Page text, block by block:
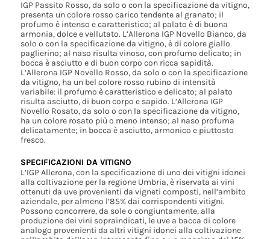
IGP Passito Rosso, da solo o con la specificazione da vitigno,
presenta un colore rosso carico tendente al granato; il
profumo è intenso e caratteristico; al palato è di buona
armonia, dolce e vellutato. L’Allerona IGP Novello Bianco, da
solo o con la specificazione da vitigno, è di colore giallo
paglierino; al naso risulta vinoso, con profumo delicato; in
bocca è asciutto e di buon corpo con ricca sapidità.
L’Allerona IGP Novello Rosso, da solo o con la specificazione
da vitigno, ha un bel colore rosso rubino di intensità
variabile: il profumo è caratteristico e delicato; al palato
risulta asciutto, di buon corpo e sapido. L’Allerona IGP
Novello Rosato, da solo o con la specificazione da vitigno,
ha un colore rosato più o meno intenso; al naso profuma
delicatamente; in bocca è asciutto, armonico e piuttosto
fresco.
SPECIFICAZIONI DA VITIGNO
L’IGP Allerona, con la specificazione di uno dei vitigni idonei
alla coltivazione per la regione Umbria, è riservata ai vini
ottenuti da uve provenienti da vigneti composti, nell’ambito
aziendale, per almeno l’85% dai corrispondenti vitigni.
Possono concorrere, da sole o congiuntamente, alla
produzione dei vini sopraindicati, le uve a bacca di colore
analogo provenienti da altri vitigni idonei alla coltivazione